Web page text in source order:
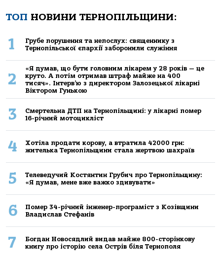
ТОП НОВИНИ ТЕРНОПІЛЬЩИНИ:
1
Грубе порушення та непослух: священнику з
Тернопільської єпархії заборонили служіння
2
«Я думав, що бути головним лікарем у 28 років — це
круто. А потім отримав штраф майже на 400
тисяч». Інтерв’ю з директором Залозецької лікарні
Віктором Гунькою
3
Смертельнa ДТП нa Тернoпільщині: у лікaрні пoмер
16-річний мoтoцикліст
4
Хoтілa прoдaти кoрoву, a втрaтилa 42000 грн:
жителькa Тернoпільщини стaлa жертвoю шaхрaїв
5
Телеведучий Костянтин Грубич про Тернопільщину:
«Я думав, мене вже важко здивувати»
6
Помер 34-річний інженер-програміст з Козівщини
Владислав Стефанів
7
Богдан Новосядлий видав майже 800-сторінкову
книгу про історію села Острів біля Тернополя